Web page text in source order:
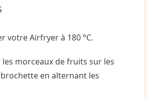
votre Airfryer à 180 °C.
les morceaux de fruits sur les
en alternant les